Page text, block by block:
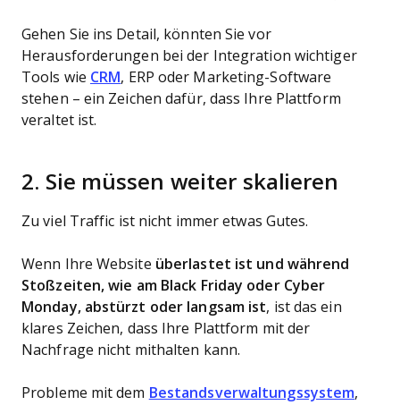
Gehen Sie ins Detail, könnten Sie vor
Herausforderungen bei der Integration wichtiger
Tools wie CRM , ERP oder Marketing-Software
stehen – ein Zeichen dafür, dass Ihre Plattform
veraltet ist.
2. Sie müssen weiter skalieren
Zu viel Traffic ist nicht immer etwas Gutes.
Wenn Ihre Website überlastet ist und während
Stoßzeiten, wie am Black Friday oder Cyber
Monday, abstürzt oder langsam ist, ist das ein
klares Zeichen, dass Ihre Plattform mit der
Nachfrage nicht mithalten kann.
Probleme mit dem Bestandsverwaltungssystem,